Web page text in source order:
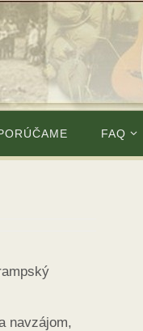
FAQ
navzájom,